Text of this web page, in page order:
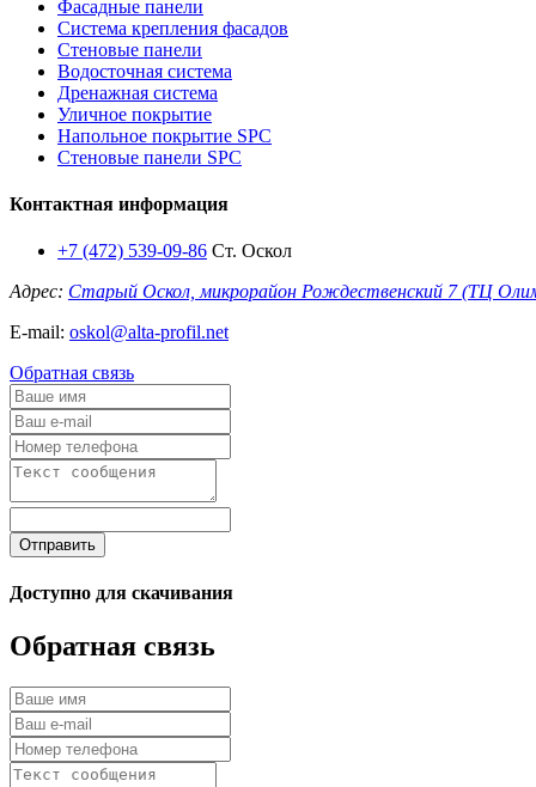
Фасадные панели
Система крепления фасадов
Стеновые панели
Водосточная система
Дренажная система
Уличное покрытие
Напольное покрытие SPC
Стеновые панели SPC
Контактная информация
+7 (472) 539-09-86 Ст. Оскол
Адрес: Старый Оскол, микрорайон Рождественский 7 (ТЦ
E-mail: oskol@alta-profil.net
Обратная связь
Отправить
Доступно для скачивания
Обратная связь